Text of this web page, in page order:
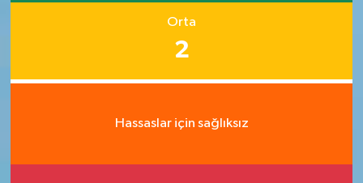
Orta
2
Hassaslar için sağlıksız